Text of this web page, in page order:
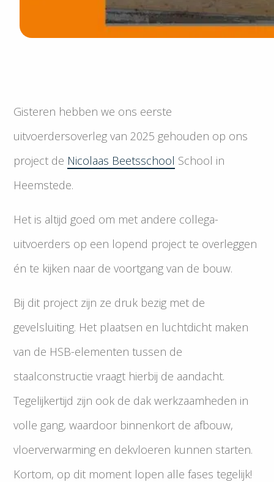
Gisteren hebben we ons eerste
uitvoerdersoverleg van 2025 gehouden op ons
project de Nicolaas Beetsschool School in
Heemstede.
Het is altijd goed om met andere collega-
uitvoerders op een lopend project te overleggen
én te kijken naar de voortgang van de bouw.
Bij dit project zijn ze druk bezig met de
gevelsluiting. Het plaatsen en luchtdicht maken
van de HSB-elementen tussen de
staalconstructie vraagt hierbij de aandacht.
Tegelijkertijd zijn ook de dak werkzaamheden in
volle gang, waardoor binnenkort de afbouw,
vloerverwarming en dekvloeren kunnen starten.
Kortom, op dit moment lopen alle fases tegelijk!